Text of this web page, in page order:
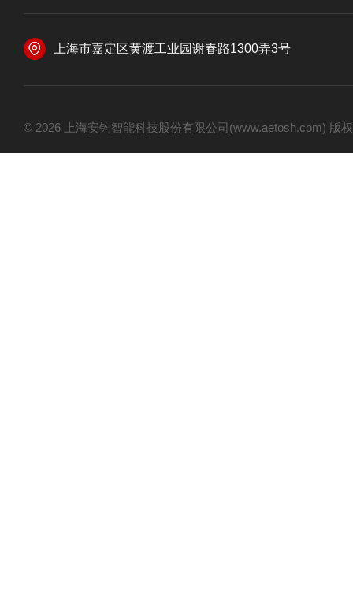
上海市嘉定区黄渡工业园谢春路1300弄3号
© 2026 上海安钧智能科技股份有限公司(www.aetosh.com)